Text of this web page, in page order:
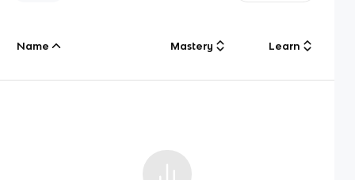
Name Mastery Learn